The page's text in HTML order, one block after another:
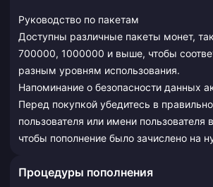
Руководство по пакетам
Доступны различные пакеты монет,
700000, 1000000 и выше, чтобы
разным уровням использования.
Напоминание о безопасности данных
Перед покупкой убедитесь в
пользователя или имени пользователя
чтобы пополнение было зачислено на
Процедуры пополнения